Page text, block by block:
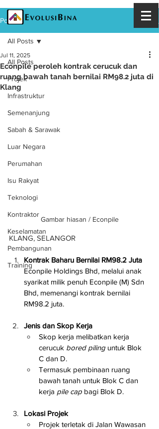
Post
All Posts
Projek
Infrastruktur
Semenanjung
Sabah & Sarawak
Luar Negara
Perumahan
Isu Rakyat
Teknologi
Kontraktor
Keselamatan
Pembangunan
Training
All Posts
Econpile peroleh kontrak cerucuk dan
ruang bawah tanah bernilai RM98.2 juta di
Klang
Jul 11, 2025
Gambar hiasan / Econpile
KLANG, SELANGOR
Kontrak Baharu Bernilai RM98.2 Juta
Econpile Holdings Bhd, melalui anak
syarikat milik penuh Econpile (M) Sdn
Bhd, memenangi kontrak bernilai
RM98.2 juta.
Jenis dan Skop Kerja
Skop kerja melibatkan kerja
cerucuk bored piling untuk Blok
C dan D.
Termasuk pembinaan ruang
bawah tanah untuk Blok C dan
kerja pile cap bagi Blok D.
Lokasi Projek
Projek terletak di Jalan Wawasan